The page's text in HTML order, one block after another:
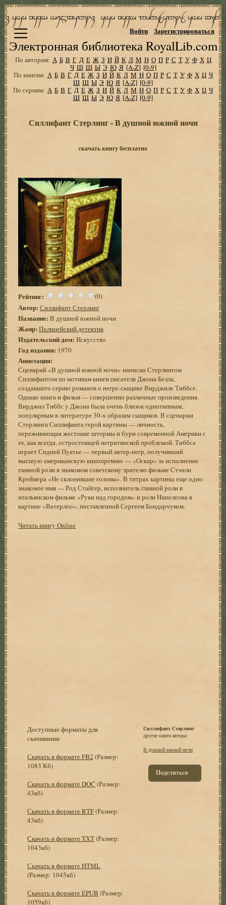
Электронная библиотека RoyalLib.com
Войти Зарегистрироваться
По авторам: А Б В Г Д Е Ж З И Й К Л М Н О П Р С Т У Ф Х Ц
Ч Ш Щ Ы Э Ю Я [A-Z] [0-9]
По книгам: А Б В Г Д Е Ж З И Й К Л М Н О П Р С Т У Ф Х Ц Ч
Ш Щ Ы Э Ю Я [A-Z] [0-9]
По сериям: А Б В Г Д Е Ж З И Й К Л М Н О П Р С Т У Ф Х Ц Ч
Ш Щ Ы Э Ю Я [A-Z] [0-9]
Силлифант Стерлинг - В душной южной ночи
скачать книгу бесплатно
Рейтинг: (0)
Автор: Силлифант Стерлинг
Название: В душной южной ночи
Жанр: Полицейский детектив
Издательский дом: Искусство
Год издания: 1970
Аннотация:
Сценарий «В душной южной ночи» написан Стерлингом
Силлифантом по мотивам книги писателя Джона Белла,
создавшего серию романов о негре-сыщике Вирджиле Тиббсе.
Однако книга и фильм — совершенно различные произведения.
Вирджил Тиббс у Джона была очень близок однотипным,
популярным в литературе 30-х образам сыщиков. В сценарии
Стерлинга Силлифанта герой картины — личность,
переживающая жестокие штормы и бури современной Америки с
ее, как всегда, остростоящей негритянской проблемой. Тиббса
играет Сидней Пуатье — первый актер-негр, получивший
высшую американскую кинопремию — «Оскар» за исполнение
главной роли в знакомом советскому зрителю фильме Стэнли
Креймера «Не склонившие головы». В титрах картины еще одно
знакомое имя — Род Стайгер, исполнитель главной роли в
итальянском фильме «Руки над городом» и роли Наполеона в
картине «Ватерлоо», поставленной Сергеем Бондарчуком.
Читать книгу Online
Доступные форматы для
скачивания:
Скачать в формате FB2 (Размер:
1083 Кб)
Скачать в формате DOC (Размер:
43кб)
Скачать в формате RTF(Размер:
43кб)
Скачать в формате TXT(Размер:
1043кб)
Скачать в формате HTML
(Размер: 1045кб)
Скачать в формате EPUB (Размер:
1059кб)
Силлифант Стерлинг
другие книги автора:
В душной южной ночи
Поделиться